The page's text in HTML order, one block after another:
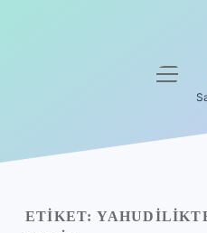
Yasal Uyarı
ETIKET: